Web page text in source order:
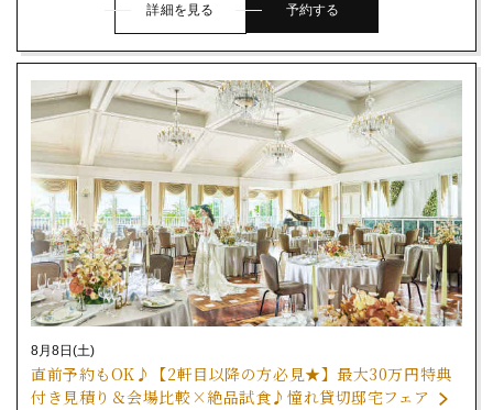
詳細を見る 予約する
8月8日(土)
直前予約もOK♪【2軒目以降の方必見★】最大30万円特典
付き見積り＆会場比較×絶品試食♪憧れ貸切邸宅フェア